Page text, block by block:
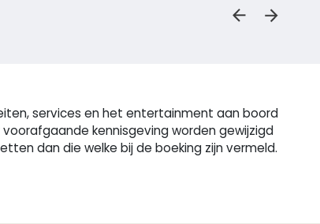
services en het entertainment aan boord
kennisgeving worden gewijzigd
dan die welke bij de boeking zijn vermeld.